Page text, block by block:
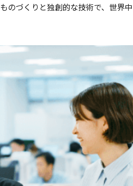
のづくりと独創的な技術で、世界